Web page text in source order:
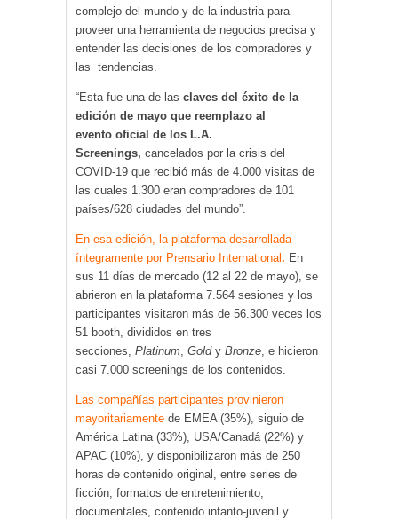
complejo del mundo y de la industria para
proveer una herramienta de negocios precisa y
entender las decisiones de los compradores y
las tendencias.
“Esta fue una de las claves del éxito de la
edición de mayo que reemplazo al
evento oficial de los L.A.
Screenings, cancelados por la crisis del
COVID-19 que recibió más de 4.000 visitas de
las cuales 1.300 eran compradores de 101
países/628 ciudades del mundo”.
En esa edición, la plataforma desarrollada
íntegramente por Prensario International. En
sus 11 días de mercado (12 al 22 de mayo), se
abrieron en la plataforma 7.564 sesiones y los
participantes visitaron más de 56.300 veces los
51 booth, divididos en tres
secciones, Platinum, Goldy Bronze, e hicieron
casi 7.000 screenings de los contenidos.
Las compañías participantes provinieron
mayoritariamente de EMEA (35%), siguio de
América Latina (33%), USA/Canadá (22%) y
APAC (10%), y disponibilizaron más de 250
horas de contenido original, entre series de
ficción, formatos de entretenimiento,
documentales, contenido infanto-juvenil y